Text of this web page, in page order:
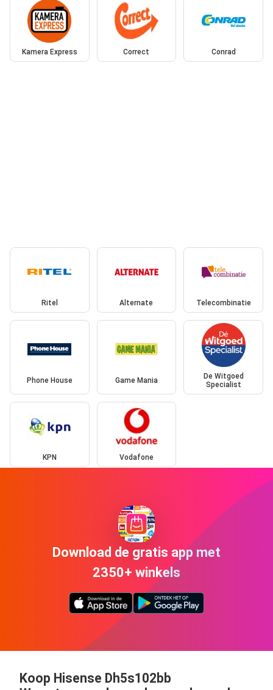
Kamera Express Correct Conrad
Ritel Alternate Telecombinatie
Phone House Game Mania
De Witgoed
Specialist
KPN Vodafone
Download de gratis app met
2350+ winkels
Koop Hisense Dh5s102bb